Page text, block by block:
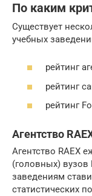
По каким
Существует
учебных
рейтинг
рейтинг
рейтинг
Агентство
Агентство RAEX
(головных)
заведениям
статистических